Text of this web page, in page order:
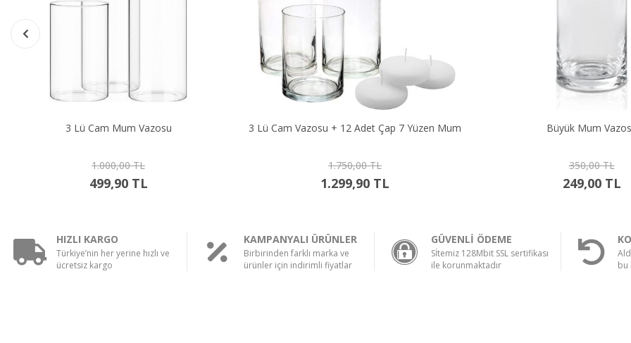
3 Lü Cam Vazosu + 12 Adet Çap 7 Yüzen Mum
1.750,00 TL
1.299,90 TL
Büyük Mum Vazosu
350,00 TL
249,00 TL
Orta Mum
325,00 TL
239,00 TL
HIZLI KARGO
Türkiye’nin her yerine hızlı ve
ücretsiz kargo
KAMPANYALI ÜRÜNLER
Birbirinden farklı marka ve
ürünler için indirimli fiyatlar
GÜVENLİ ÖDEME
Sİtemiz 128Mbit SSL sertifikası
ile korunmaktadır
bu